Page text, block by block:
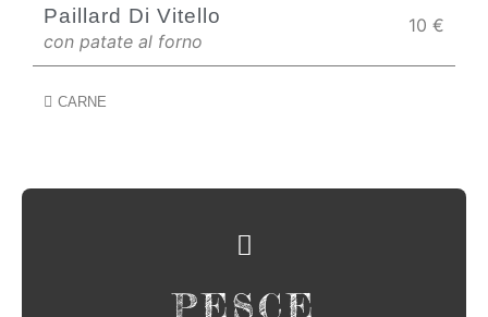
Paillard Di Vitello
con patate al forno
10 €
CARNE
PESCE